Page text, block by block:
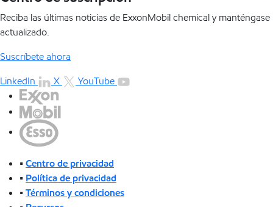
Reciba las últimas noticias de ExxonMobil chemical y manténgase
actualizado.
Suscríbete ahora
LinkedIn
X YouTube
•Centro de privacidad
• Política de privacidad
•Términos y condiciones